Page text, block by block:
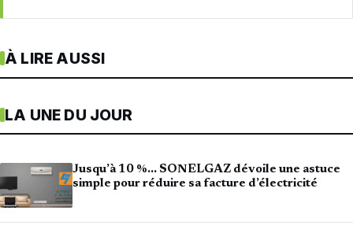
À LIRE AUSSI
LA UNE DU JOUR
Jusqu’à 10 %… SONELGAZ dévoile une astuce
simple pour réduire sa facture d’électricité